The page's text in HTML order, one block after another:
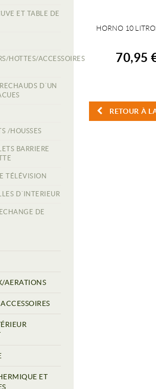
ET TABLE DE
HOTTES/ACCESSOIRES
D´UN
/HOUSSES
BARRIERE
TÉLÉVISION
D´INTERIEUR
DE
AERATIONS
ET
ACHETER
HORNO 10
70,95
RETOUR À